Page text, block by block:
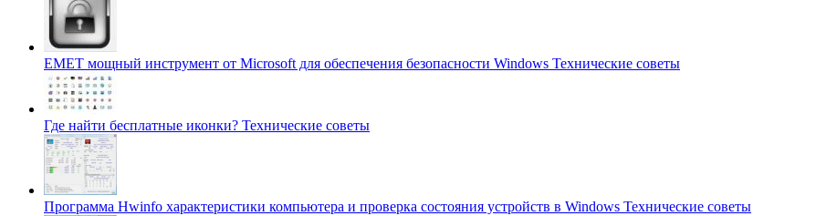
EMET мощный инструмент от Microsoft для обеспечения безопасности Windows Технические советы
Где найти бесплатные иконки? Технические советы
Программа Hwinfo характеристики компьютера и проверка состояния устройств в Windows Технические советы